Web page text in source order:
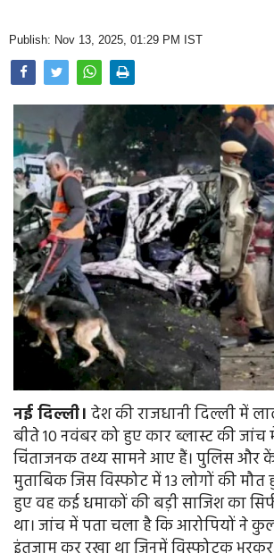
Photo Gallery
Home
Publish: Nov 13, 2025, 01:29 PM IST
नई दिल्ली। देश की राजधानी दिल्ली में
बीते 10 नवंबर को हुए कार ब्लास्ट की
चिंताजनक तथ्य सामने आए हैं। पुलिस और
मुताबिक जिस विस्फोट में 13 लोगों की
हुए वह कई धमाकों की बड़ी साजिश का
था। जांच में पता चला है कि आरोपियों ने